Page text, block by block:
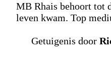
MB Rhais behoort tot
leven kwam. Top
Getuigenis door